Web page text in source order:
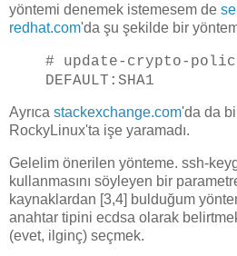
yöntemi denemek istemesem de
redhat.com'da şu şekilde bir
# update-crypto-
DEFAULT:SHA1
Ayrıca stackexchange.com'da da
RockyLinux'ta işe yaramadı.
Gelelim önerilen yönteme. ssh-
kullanmasını söyleyen bir
kaynaklardan [3,4] bulduğum
anahtar tipini ecdsa olarak
(evet, ilginç) seçmek.